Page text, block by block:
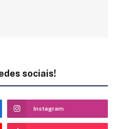
sociais!
Instagram